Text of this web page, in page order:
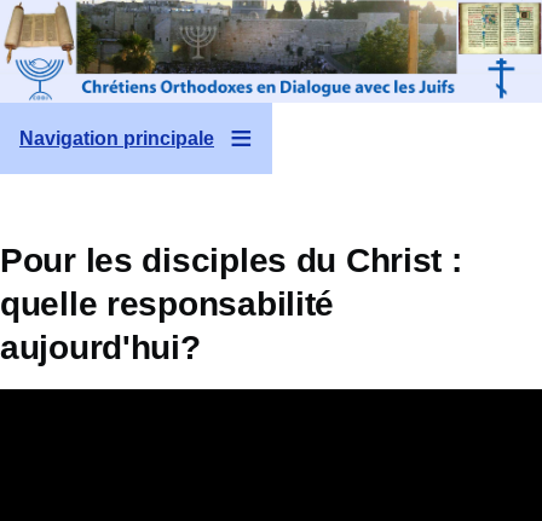
Aller au contenu principal
Navigation principale
Pour les disciples du Christ :
quelle responsabilité
aujourd'hui?